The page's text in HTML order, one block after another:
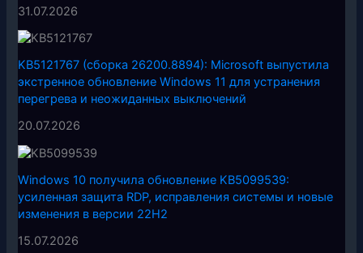
31.07.2026
KB5121767 (сборка 26200.8894): Microsoft выпустила
экстренное обновление Windows 11 для устранения
перегрева и неожиданных выключений
20.07.2026
Windows 10 получила обновление KB5099539:
усиленная защита RDP, исправления системы и новые
изменения в версии 22H2
15.07.2026